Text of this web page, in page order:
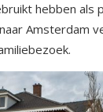
hebben als
Amsterdam